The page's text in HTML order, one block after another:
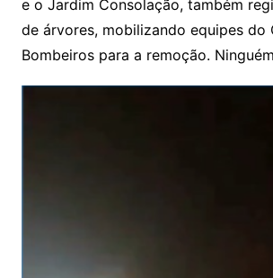
e o Jardim Consolação, também
de árvores, mobilizando equipes do
Bombeiros para a remoção.